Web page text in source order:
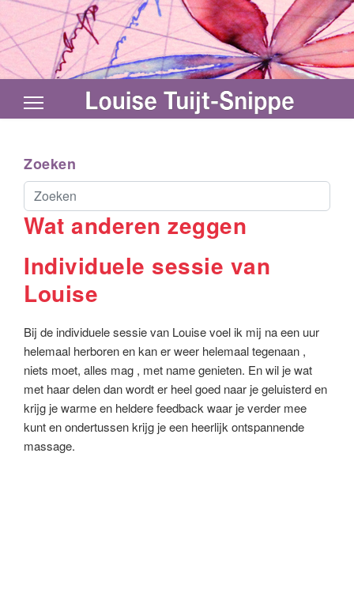
Zoeken
Zoeken...
Wat anderen zeggen
Individuele sessie van
Louise
Bij de individuele sessie van Louise voel ik mij na een uur
helemaal herboren en kan er weer helemaal tegenaan ,
niets moet, alles mag , met name genieten. En wil je wat
met haar delen dan wordt er heel goed naar je geluisterd en
krijg je warme en heldere feedback waar je verder mee
kunt en ondertussen krijg je een heerlijk ontspannende
massage.